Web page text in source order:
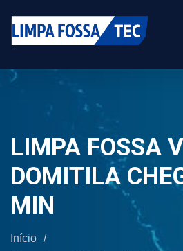
LIMPA FOSSA
DOMITILA
MIN
Início /